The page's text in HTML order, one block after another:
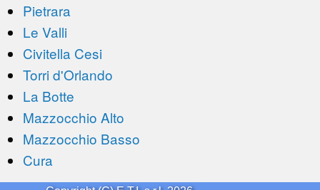
Pietrara
Le Valli
Civitella Cesi
Torri d'Orlando
La Botte
Mazzocchio Alto
Mazzocchio Basso
Cura